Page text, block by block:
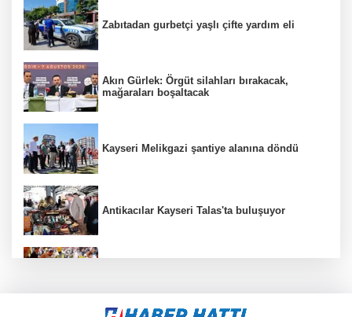
Zabıtadan gurbetçi yaşlı çifte yardım eli
Akın Gürlek: Örgüt silahları bırakacak,
mağaraları boşaltacak
Kayseri Melikgazi şantiye alanına döndü
Antikacılar Kayseri Talas'ta buluşuyor